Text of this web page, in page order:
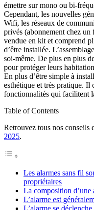
émettre sur mono ou bi-
Cependant, les nouvelles
Wifi, les réseaux de
privés (abonnement chez un
vendue en kit et comprend
d’être installée.
soi-même. De plus en plus
pour protéger leurs
En plus d’être simple à
esthétique et très pratique. Il
fonctionnalités qui facilitent
Table of Contents
Retrouvez tous nos conseils
2025.
Les alarmes sans fil
propriétaires
La composition d’une
L’alarme est
L’alarme se